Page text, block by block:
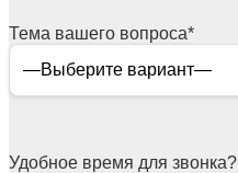
Тема вашего вопроса*
Удобное время для звонка?